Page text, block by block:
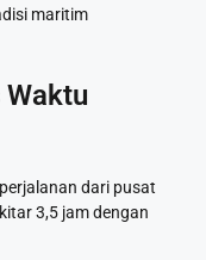
maritim
Waktu
dari pusat
3,5 jam dengan